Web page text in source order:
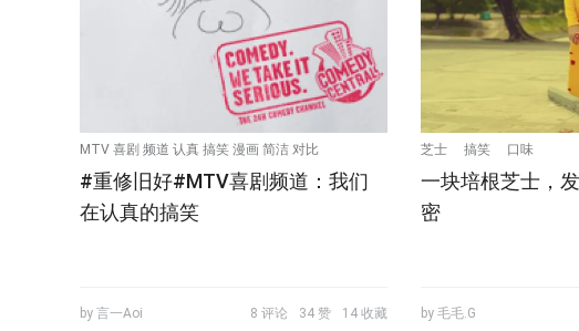
MTV 喜剧 频道 认真 搞笑 漫画 简洁 对比
#重修旧好#MTV喜剧频道：我们
在认真的搞笑
by 言一Aoi 8 评论 34 赞 14 收藏
芝士 搞笑 口味
一块培根芝士，
密
by 毛毛.G